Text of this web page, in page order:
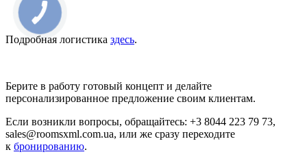
Подробная логистика здесь.
Берите в работу готовый концепт и делайте
персонализированное предложение своим клиентам.
Если возникли вопросы, обращайтесь: +3 8044 223 79 73,
sales@roomsxml.com.ua, или же сразу переходите
к бронированию.